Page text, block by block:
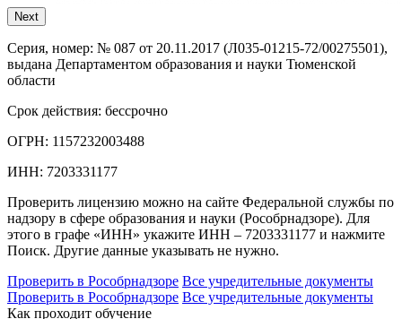
Next
Серия, номер: № 087 от 20.11.2017 (Л035-01215-72/00275501),
выдана Департаментом образования и науки Тюменской
области
Срок действия: бессрочно
ОГРН: 1157232003488
ИНН: 7203331177
Проверить лицензию можно на сайте Федеральной службы по
надзору в сфере образования и науки (Рособрнадзоре). Для
этого в графе «ИНН» укажите ИНН – 7203331177 и нажмите
Поиск. Другие данные указывать не нужно.
Проверить в Рособрнадзоре Все учредительные документы
Проверить в Рособрнадзоре Все учредительные документы
Как проходит обучение